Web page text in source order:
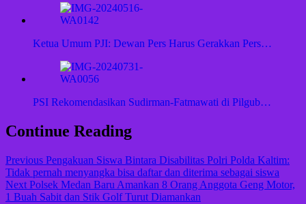
Ketua Umum PJI: Dewan Pers Harus Gerakkan Pers…
PSI Rekomendasikan Sudirman-Fatmawati di Pilgub…
Continue Reading
Previous Pengakuan Siswa Bintara Disabilitas Polri Polda Kaltim:
Tidak pernah menyangka bisa daftar dan diterima sebagai siswa
Next Polsek Medan Baru Amankan 8 Orang Anggota Geng Motor,
1 Buah Sabit dan Stik Golf Turut Diamankan